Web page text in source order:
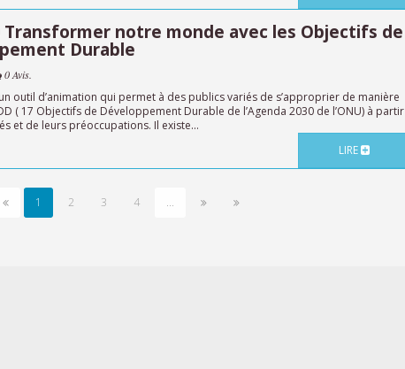
Transformer notre monde avec les Objectifs de
Durable
0 Avis.
outil d’animation qui permet à des publics variés de s’approprier de manière
( 17 Objectifs de Développement Durable de l’Agenda 2030 de l’ONU) à partir
et de leurs préoccupations. Il existe...
LIRE
1 2 3 4 ...